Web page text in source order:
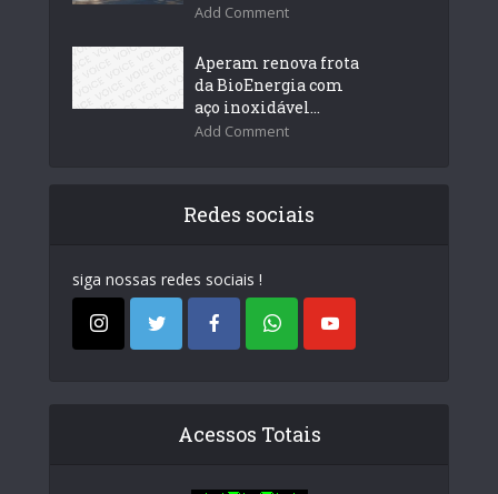
Add Comment
Aperam renova frota
da BioEnergia com
aço inoxidável...
Add Comment
Redes sociais
siga nossas redes sociais !
Acessos Totais